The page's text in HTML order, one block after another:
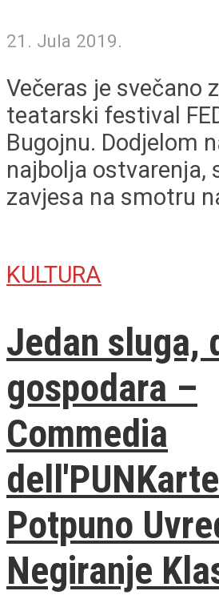
21. Jula 2019.
Večeras je svečano
teatarski festival
Bugojnu. Dodjelom
najbolja ostvarenja,
zavjesa na smotru
KULTURA
Jedan sluga,
gospodara –
Commedia
Potpuno
Negiranje